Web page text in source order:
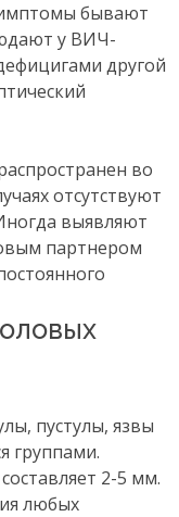
бывают
у ВИЧ-
другой
во
отсутствуют
выявляют
партнером
пустулы, язвы
группами.
2-5 мм.
любых